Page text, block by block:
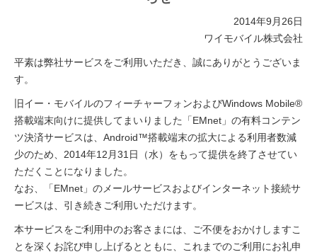
2014年9月26日
ワイモバイル株式会社
平素は弊社サービスをご利用いただき、誠にありがとうございま
す。
旧イー・モバイルのフィーチャーフォンおよびWindows Mobile®
搭載端末向けに提供してまいりました「EMnet」の有料コンテン
ツ決済サービスは、Android™搭載端末の拡大による利用者数減
少のため、2014年12月31日（水）をもって提供を終了させてい
ただくことになりました。
なお、「EMnet」のメールサービスおよびインターネット接続サ
ービスは、引き続きご利用いただけます。
本サービスをご利用中のお客さまには、ご不便をおかけしますこ
とを深くお詫び申し上げるとともに、これまでのご利用にお礼申